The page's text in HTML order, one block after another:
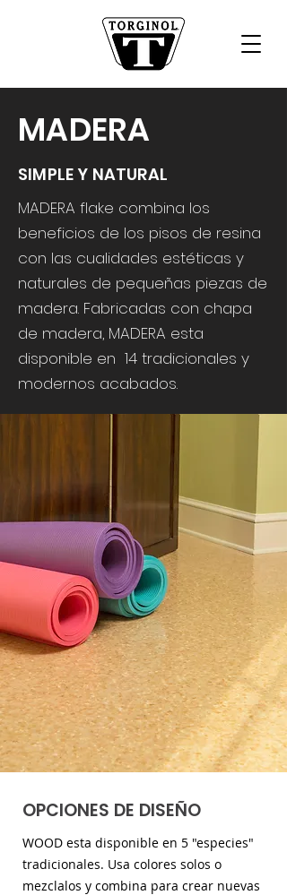
MADERA
SIMPLE Y NATURAL
MADERA flake combina los
beneficios de los pisos de resina
con las cualidades estéticas y
naturales de pequeñas piezas de
madera. Fabricadas con chapa
de madera, MADERA esta
disponible en 14 tradicionales y
modernos acabados.
OPCIONES DE DISEÑO
WOOD esta disponible en 5 "especies"
tradicionales. Usa colores solos o
mezclalos y combina para crear nuevas